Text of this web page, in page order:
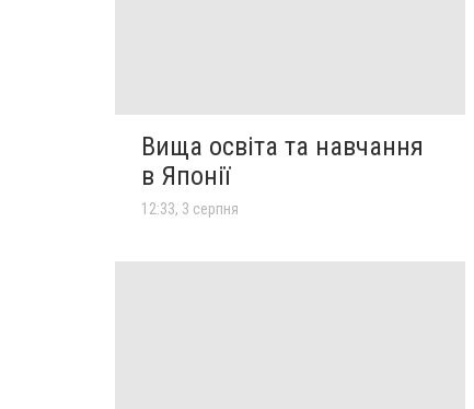
Вища освіта та навчання
в Японії
12:33, 3 серпня